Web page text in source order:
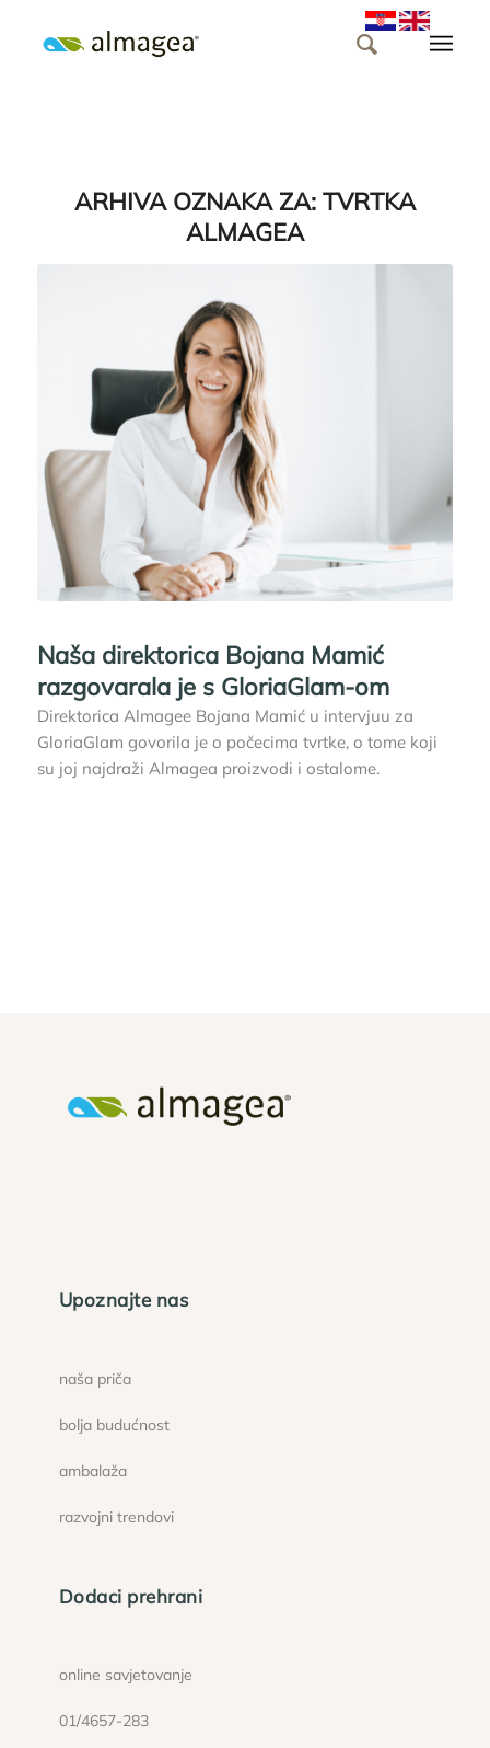
ARHIVA OZNAKA ZA: TVRTKA
ALMAGEA
Naša direktorica Bojana Mamić
razgovarala je s GloriaGlam-om
Direktorica Almagee Bojana Mamić u intervjuu za
GloriaGlam govorila je o počecima tvrtke, o tome koji
su joj najdraži Almagea proizvodi i ostalome.
Upoznajte nas
naša priča
bolja budućnost
ambalaža
razvojni trendovi
Dodaci prehrani
online savjetovanje
01/4657-283